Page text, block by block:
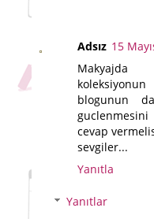
Adsız 15
blogunun
cevap
sevgiler...
Yanıtla
Yanıtlar